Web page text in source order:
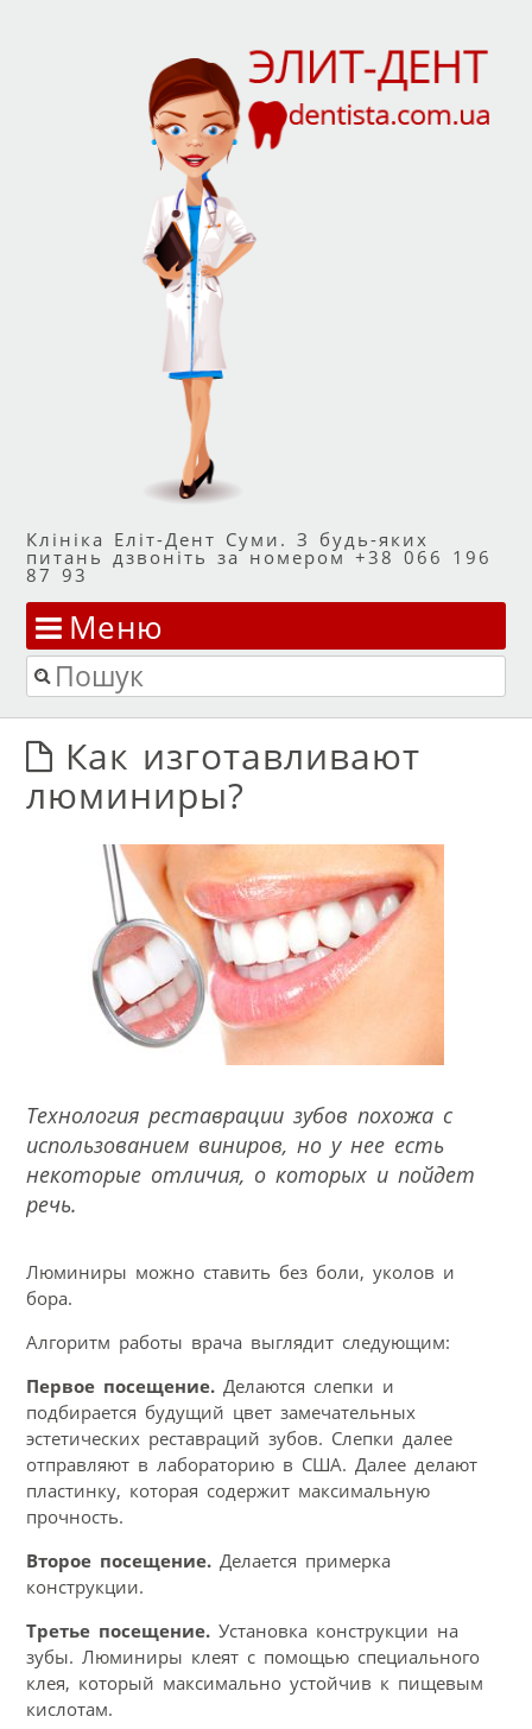
Клініка Еліт-Дент Суми. З будь-яких
питань дзвоніть за номером +38 066 196
87 93
Меню
Перейти до змісту
Пошук
Как изготавливают
люминиры?
Технология реставрации зубов похожа с
использованием виниров, но у нее есть
некоторые отличия, о которых и пойдет
речь.
Люминиры можно ставить без боли, уколов и
бора.
Алгоритм работы врача выглядит следующим:
Первое посещение. Делаются слепки и
подбирается будущий цвет замечательных
эстетических реставраций зубов. Слепки далее
отправляют в лабораторию в США. Далее делают
пластинку, которая содержит максимальную
прочность.
Второе посещение. Делается примерка
конструкции.
Третье посещение. Установка конструкции на
зубы. Люминиры клеят с помощью специального
клея, который максимально устойчив к пищевым
кислотам.